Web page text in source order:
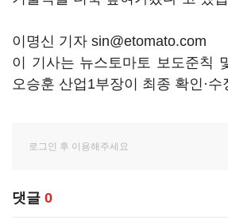
이명신 기자 sin@etomato.com
이 기사는 뉴스토마토 보도준칙
오승훈 산업1부장이 최종 확인·수
댓글 0